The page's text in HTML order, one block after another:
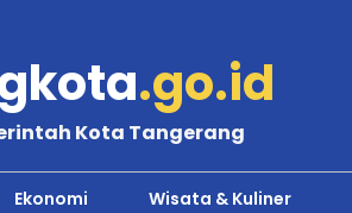
.go.id
Kota Tangerang
Ekonomi Wisata & Kuliner